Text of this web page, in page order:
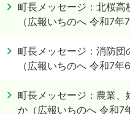
町長メッセージ：北桜高
（広報いちのへ 令和7年
町長メッセージ：消防団
（広報いちのへ 令和7年
町長メッセージ：農業、
か（広報いちのへ 令和7